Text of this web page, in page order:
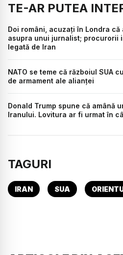
TE-AR PUTEA
Doi români, acuzați în Londra
asupra unui jurnalist; procurorii
legată de Iran
NATO se teme că războiul SUA
de armament ale alianței
Donald Trump spune că amână
Iranului. Lovitura ar fi urmat în
TAGURI
IRAN SUA